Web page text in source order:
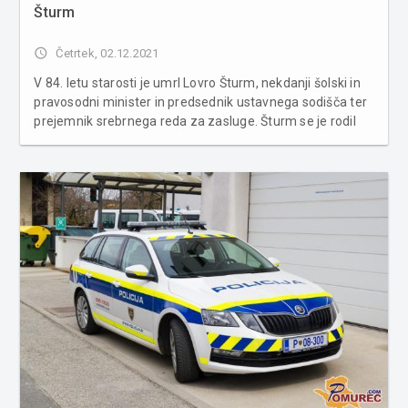
Šturm
access_time Četrtek, 02.12.2021
V 84. letu starosti je umrl Lovro Šturm, nekdanji šolski in
pravosodni minister in predsednik ustavnega sodišča ter
prejemnik srebrnega reda za zasluge. Šturm se je rodil
ustav...